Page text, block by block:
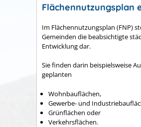
Flächennutzungsplan
Im Flächennutzungsplan (FNP)
Gemeinden die beabsichtigte
Entwicklung dar.
Sie finden darin beispielsweise
geplanten
Wohnbauflächen,
Gewerbe- und
Grünflächen oder
Verkehrsflächen.